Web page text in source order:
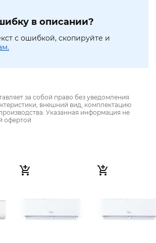
в описании?
с ошибкой, скопируйте и
за собой право без уведомления
внешний вид, комплектацию
Указанная информация не
офертой